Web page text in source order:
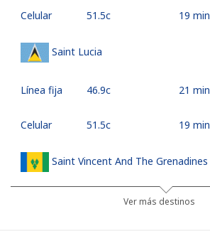
Celular ⁦51.5c⁩ 19
Saint Lucia
Línea fija ⁦46.9c⁩ 21
Celular ⁦51.5c⁩ 19
Saint Vincent And The Grenadines
23
Ver más destinos